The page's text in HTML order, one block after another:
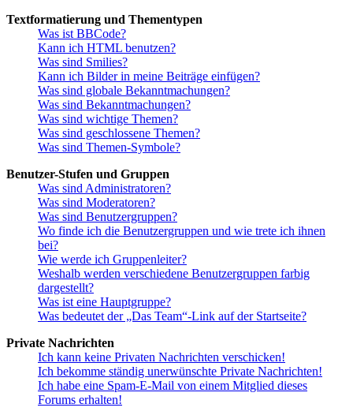
Textformatierung und Thementypen
Was ist BBCode?
Kann ich HTML benutzen?
Was sind Smilies?
Kann ich Bilder in meine Beiträge einfügen?
Was sind globale Bekanntmachungen?
Was sind Bekanntmachungen?
Was sind wichtige Themen?
Was sind geschlossene Themen?
Was sind Themen-Symbole?
Benutzer-Stufen und Gruppen
Was sind Administratoren?
Was sind Moderatoren?
Was sind Benutzergruppen?
Wo finde ich die Benutzergruppen und wie trete ich ihnen
bei?
Wie werde ich Gruppenleiter?
Weshalb werden verschiedene Benutzergruppen farbig
dargestellt?
Was ist eine Hauptgruppe?
Was bedeutet der „Das Team“-Link auf der Startseite?
Private Nachrichten
Ich kann keine Privaten Nachrichten verschicken!
Ich bekomme ständig unerwünschte Private Nachrichten!
Ich habe eine Spam-E-Mail von einem Mitglied dieses
Forums erhalten!